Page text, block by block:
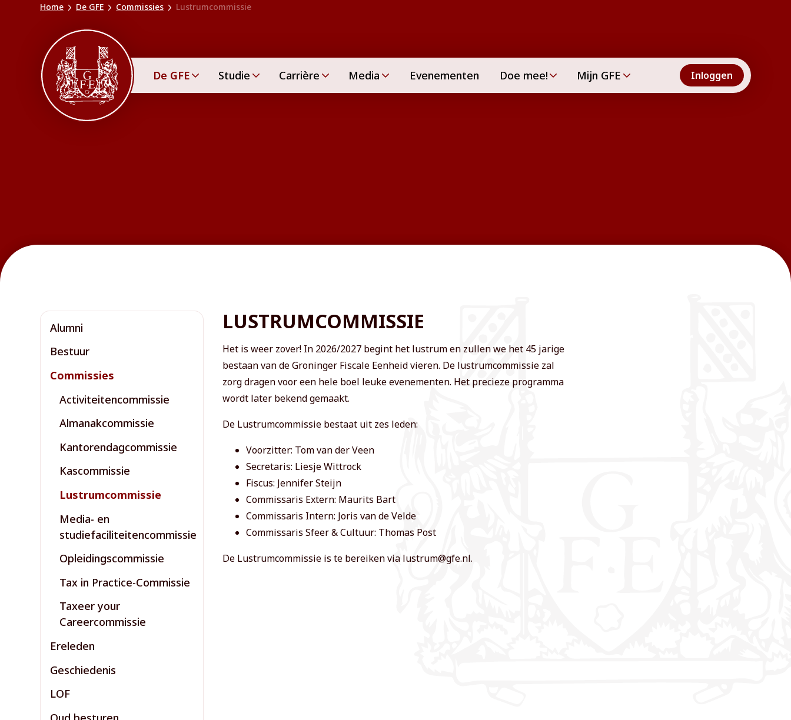
De GFE Studie Carrière Media Evenementen Doe mee! Mijn GFE Inloggen
Home De GFE Commissies Lustrumcommissie
Alumni
Bestuur
Commissies
Activiteitencommissie
Almanakcommissie
Kantorendagcommissie
Kascommissie
Lustrumcommissie
Media- en
studiefaciliteitencommissie
Opleidingscommissie
Tax in Practice-Commissie
Taxeer your
Careercommissie
Ereleden
Geschiedenis
LOF
LUSTRUMCOMMISSIE
Het is weer zover! In 2026/2027 begint het lustrum en zullen we het 45 jarige
bestaan van de Groninger Fiscale Eenheid vieren. De lustrumcommissie zal
zorg dragen voor een hele boel leuke evenementen. Het precieze programma
wordt later bekend gemaakt.
De Lustrumcommissie bestaat uit zes leden:
Voorzitter: Tom van der Veen
Secretaris: Liesje Wittrock
Fiscus: Jennifer Steijn
Commissaris Extern: Maurits Bart
​​​​​​​Commissaris Intern: Joris van de Velde
Commissaris Sfeer & Cultuur: Thomas Post
De Lustrumcommissie is te bereiken via lustrum@gfe.nl.